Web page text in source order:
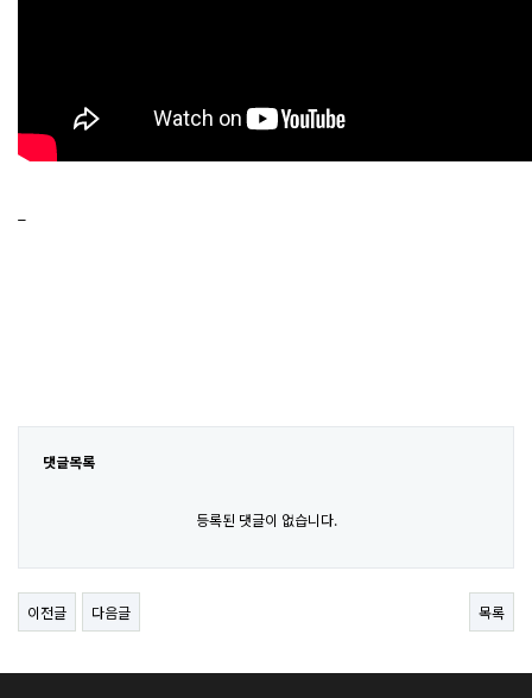
댓글목록
등록된 댓글이 없습니다.
이전글 다음글 목록